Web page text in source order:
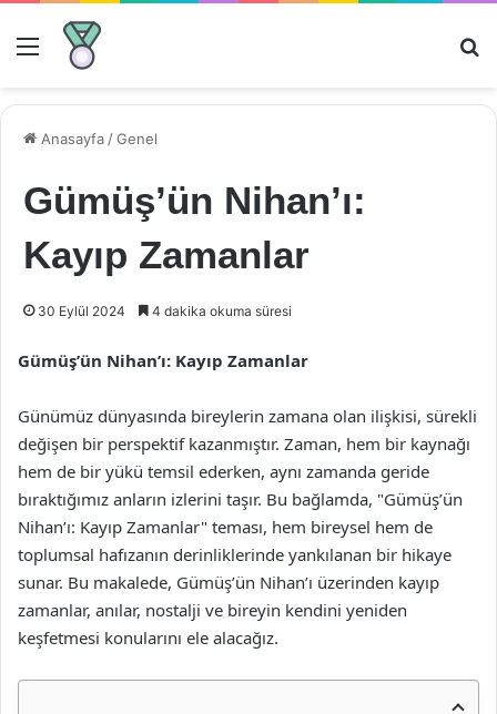
Menü
Anasayfa /Genel
Gümüş’ün Nihan’ı:
Kayıp Zamanlar
30 Eylül 2024 4 dakika okuma süresi
Gümüş’ün Nihan’ı: Kayıp Zamanlar
Günümüz dünyasında bireylerin zamana olan ilişkisi, sürekli
değişen bir perspektif kazanmıştır. Zaman, hem bir kaynağı
hem de bir yükü temsil ederken, aynı zamanda geride
bıraktığımız anların izlerini taşır. Bu bağlamda, "Gümüş’ün
Nihan’ı: Kayıp Zamanlar" teması, hem bireysel hem de
toplumsal hafızanın derinliklerinde yankılanan bir hikaye
sunar. Bu makalede, Gümüş’ün Nihan’ı üzerinden kayıp
zamanlar, anılar, nostalji ve bireyin kendini yeniden
keşfetmesi konularını ele alacağız.